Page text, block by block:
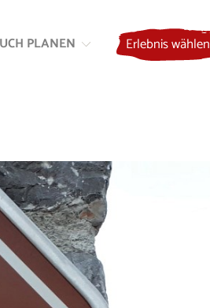
PLANEN Erlebnis wählen